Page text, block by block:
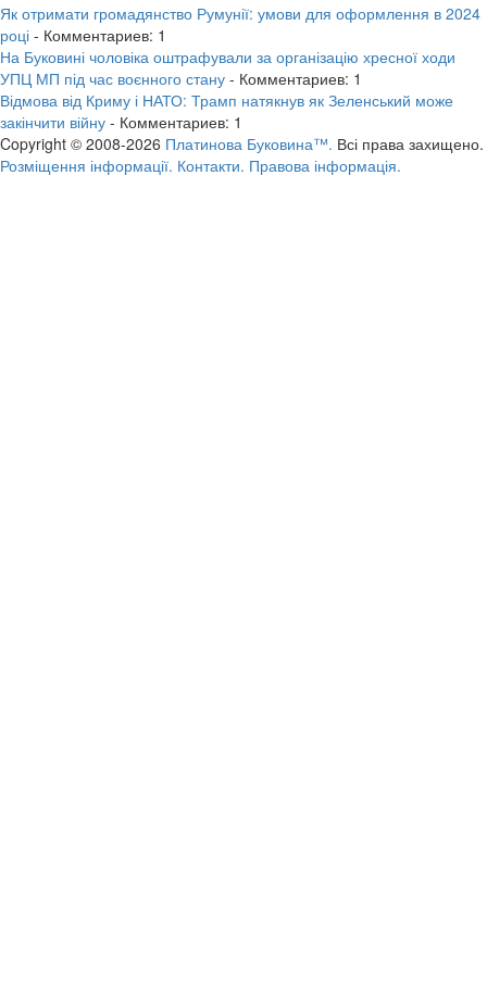
Як отримати громадянство Румунії: умови для оформлення в 2024
році - Комментариев: 1
На Буковині чоловіка оштрафували за організацію хресної ходи
УПЦ МП під час воєнного стану - Комментариев: 1
Відмова від Криму і НАТО: Трамп натякнув як Зеленський може
закінчити війну - Комментариев: 1
Copyright © 2008-2026 Платинова Буковина™. Всі права захищено.
Розміщення інформації. Контакти. Правова інформація.